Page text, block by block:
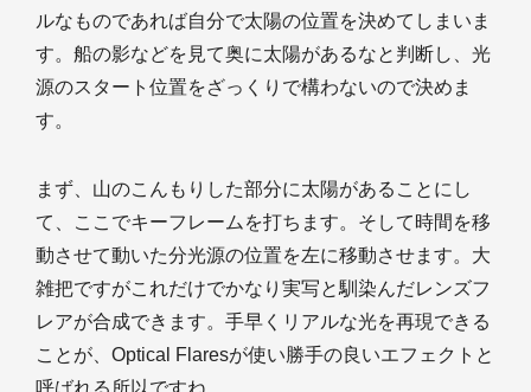
ルなものであれば自分で太陽の位置を決めてしまいま
す。船の影などを見て奥に太陽があるなと判断し、光
源のスタート位置をざっくりで構わないので決めま
す。
まず、山のこんもりした部分に太陽があることにし
て、ここでキーフレームを打ちます。そして時間を移
動させて動いた分光源の位置を左に移動させます。大
雑把ですがこれだけでかなり実写と馴染んだレンズフ
レアが合成できます。手早くリアルな光を再現できる
ことが、Optical Flaresが使い勝手の良いエフェクトと
呼ばれる所以ですね。